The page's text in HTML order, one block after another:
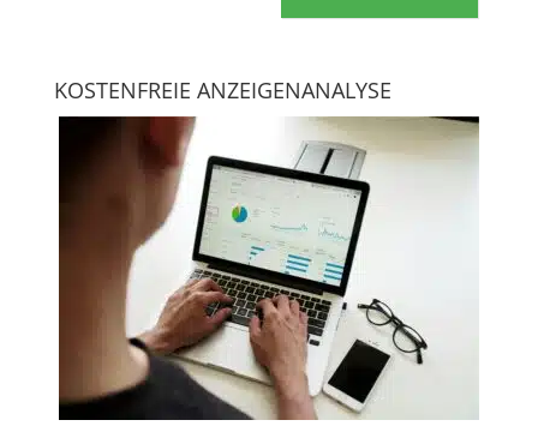
KOSTENFREIE ANZEIGENANALYSE